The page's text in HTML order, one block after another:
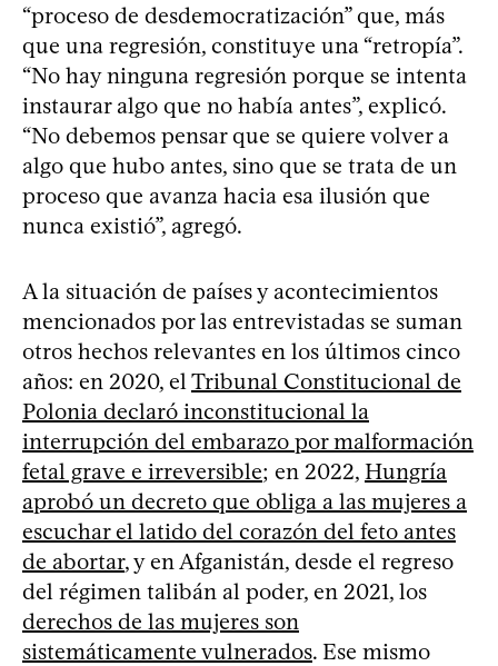
“proceso de desdemocratización” que, más
que una regresión, constituye una “retropía”.
“No hay ninguna regresión porque se intenta
instaurar algo que no había antes”, explicó.
“No debemos pensar que se quiere volver a
algo que hubo antes, sino que se trata de un
proceso que avanza hacia esa ilusión que
nunca existió”, agregó.
A la situación de países y acontecimientos
mencionados por las entrevistadas se suman
otros hechos relevantes en los últimos cinco
años: en 2020, el Tribunal Constitucional de
Polonia declaró inconstitucional la
interrupción del embarazo por malformación
fetal grave e irreversible; en 2022, Hungría
aprobó un decreto que obliga a las mujeres a
escuchar el latido del corazón del feto antes
de abortar, y en Afganistán, desde el regreso
del régimen talibán al poder, en 2021, los
derechos de las mujeres son
sistemáticamente vulnerados. Ese mismo